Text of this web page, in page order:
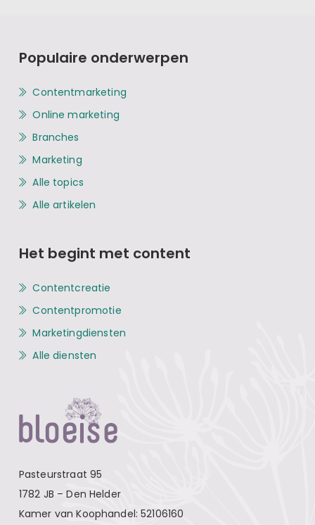
Pasteurstraat 95
1782 JB – Den Helder
Kamer van Koophandel: 52106160
Populaire onderwerpen
Contentmarketing
Online marketing
Branches
Marketing
Alle topics
Alle artikelen
Het begint met content
Contentcreatie
Contentpromotie
Marketingdiensten
Alle diensten